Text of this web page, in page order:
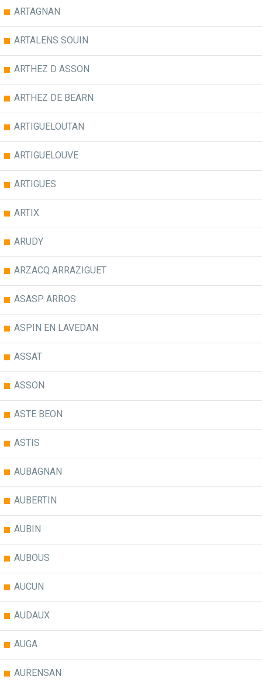
ARTAGNAN
ARTALENS SOUIN
ARTHEZ D ASSON
ARTHEZ DE BEARN
ARTIGUELOUTAN
ARTIGUELOUVE
ARTIGUES
ARTIX
ARUDY
ARZACQ ARRAZIGUET
ASASP ARROS
ASPIN EN LAVEDAN
ASSAT
ASSON
ASTE BEON
ASTIS
AUBAGNAN
AUBERTIN
AUBIN
AUBOUS
AUCUN
AUDAUX
AUGA
AURENSAN